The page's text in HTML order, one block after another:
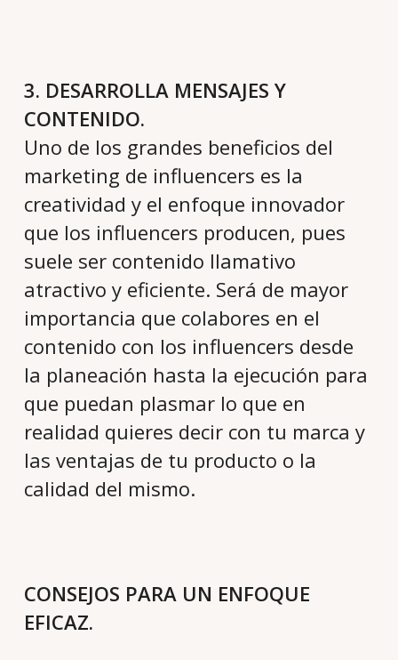
3. DESARROLLA MENSAJES Y
CONTENIDO.
Uno de los grandes beneficios del
marketing de influencers es la
creatividad y el enfoque innovador
que los influencers producen, pues
suele ser contenido llamativo
atractivo y eficiente. Será de mayor
importancia que colabores en el
contenido con los influencers desde
la planeación hasta la ejecución para
que puedan plasmar lo que en
realidad quieres decir con tu marca y
las ventajas de tu producto o la
calidad del mismo.
CONSEJOS PARA UN ENFOQUE
EFICAZ.